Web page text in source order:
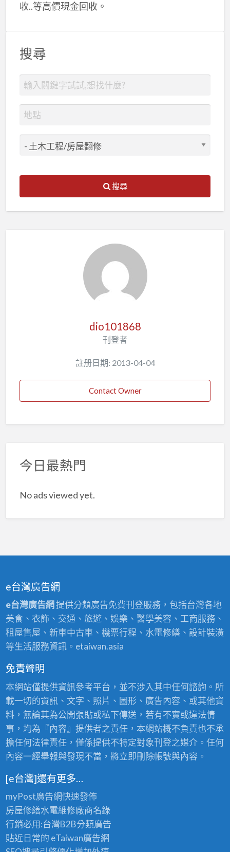
收..等高價現金回收。
搜尋
搜尋
dio101868
刊登者
註册日期: 2013-04-04
Contact Owner
今日最熱門
No ads viewed yet.
e台灣廣告網
e台灣廣告網 提供分類廣告免費刊登服務，包括台灣各地
美食、衣飾、交通、旅遊、娛樂、醫學美容、工商服務、
租屋售屋、新車中古車、機票行程、水電修繕、設計裝潢
等生活服務資訊。etaiwan.asia
免責聲明
本網站僅提供資訊參考平台，並不涉入其中任何諮詢。所
載一切的資訊、文字、照片、圖形、廣告內容、或其他資
料，無論其為公開張貼或私下傳送，若有不實或違法情
事，均為『內容』提供者之責任，本網站概不負責也不承
擔任何法律責任，僅係提供不特定對象刊登之媒介。任何
內容一經舉報與發現不當，將立即刪除帳號與內容。
[e台灣]還有更多…
myPost廣告網快速發佈
房屋修繕水電維修廠商名錄
行銷必用:台灣B2B分類廣告
貼近日常的 eTaiwan廣告網